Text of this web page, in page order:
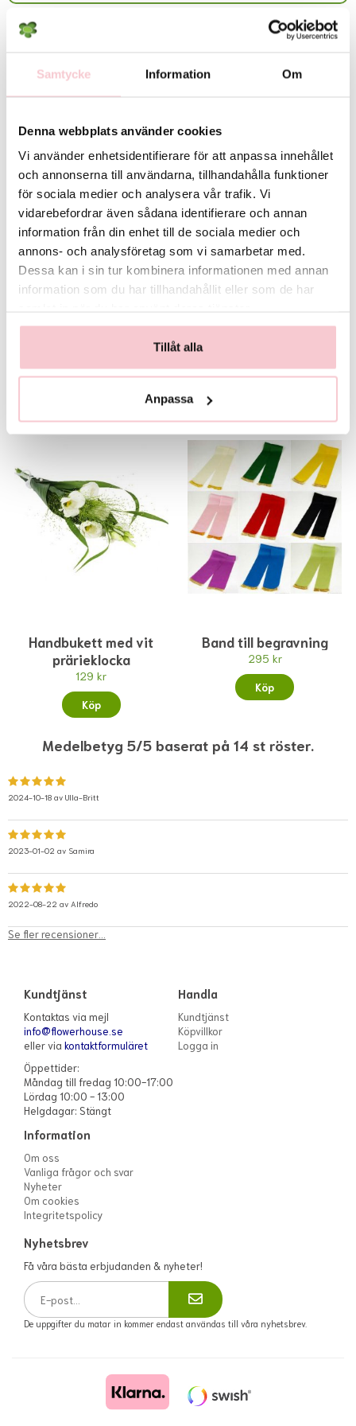
Samtycke Information Om
Denna webbplats använder cookies
Vi använder enhetsidentifierare för att anpassa innehållet
och annonserna till användarna, tillhandahålla funktioner
för sociala medier och analysera vår trafik. Vi
vidarebefordrar även sådana identifierare och annan
information från din enhet till de sociala medier och
annons- och analysföretag som vi samarbetar med.
Dessa kan i sin tur kombinera informationen med annan
information som du har tillhandahållit eller som de har
Tillåt alla
Anpassa
Lokala avvikelser gällande utbud/sortiment:
Det exakta antalet blommor i buketten samt deras färgton kan variera
alltid att bukettens färg, form och värde bevaras. Skulle detta inte vara
För fullständiga villkor, se:https://www.flowerhouse.se/info/villkor/
Rekommenderade tillbehör till denna produkt
rosa germini
Köp
ros
Köp
Handbukett med vit
prärieklocka
129 kr
Köp
Band till begravning
295 kr
Köp
Medelbetyg 5/5 baserat på 14 st röster.
2024-10-18 av Ulla-Britt
2023-01-02 av Samira
2022-08-22 av Alfredo
Se fler recensioner...
Kundtjänst
Kontaktas via mejl
info@flowerhouse.se
eller via kontaktformuläret
Öppettider:
Måndag till fredag 10:00-17:00
Lördag 10:00 - 13:00
Helgdagar: Stängt
Handla
Kundtjänst
Köpvillkor
Logga in
Information
Om oss
Vanliga frågor och svar
Nyheter
Om cookies
Integritetspolicy
Nyhetsbrev
Få våra bästa erbjudanden & nyheter!
De uppgifter du matar in kommer endast användas till våra nyhetsbrev.